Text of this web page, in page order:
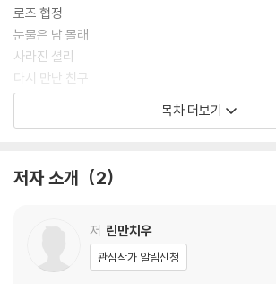
로즈 협정
눈물은 남 몰래
사라진 셜리
다시 만난 친구
첫눈 오는 날
디자인 콘테스트
풀리지 않는 문제
협박 메일
목차 더보기
저자 소개 2
저 린만치우
관심작가 알림신청